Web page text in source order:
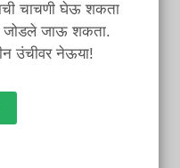
चाचणी घेऊ शकता
जोडले जाऊ शकता.
उंचीवर नेऊया!